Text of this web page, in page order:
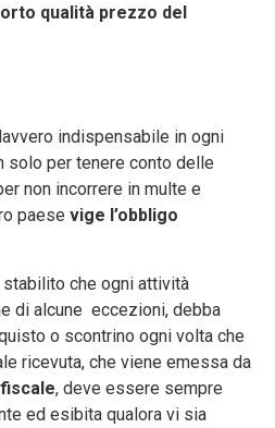
qualità prezzo del
indispensabile in ogni
solo per tenere conto delle
non incorrere in multe e
paese vige l’obbligo
stabilito che ogni attività
di alcune eccezioni, debba
o scontrino ogni volta che
ricevuta, che viene emessa da
, deve essere sempre
ed esibita qualora vi sia